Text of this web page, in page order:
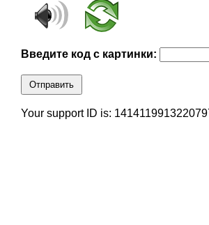
Введите код с картинки:
Отправить
Your support ID is: